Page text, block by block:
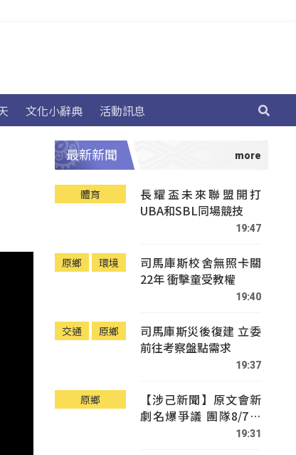
文化小辭典 活動訊息
最新新聞
體育
長耀盃未來聯盟開打
UBA和SBL同場競技
19:47
原鄉 環境
司馬庫斯校舍無照卡關
22年 衝擊童受教權
19:40
交通 原鄉
司馬庫斯災後復建 立委
前往考察盤點需求
19:37
原鄉
【涉己新聞】原文會新
劇名爆爭議 團隊8/7赴
19:31